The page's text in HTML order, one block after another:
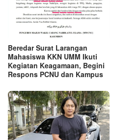
Beredar Surat Larangan
Mahasiswa KKN UMM Ikuti
Kegiatan Keagamaan, Begini
Respons PCNU dan Kampus